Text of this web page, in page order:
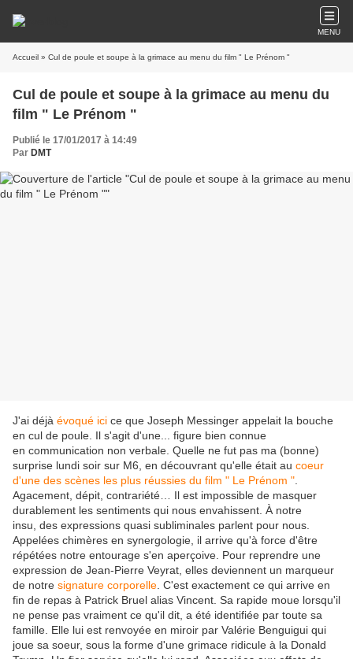
MENU
Accueil » Cul de poule et soupe à la grimace au menu du film " Le Prénom "
Cul de poule et soupe à la grimace au menu du
film " Le Prénom "
Publié le 17/01/2017 à 14:49
Par DMT
J'ai déjà évoqué ici ce que Joseph Messinger appelait la bouche
en cul de poule. Il s'agit d'une... figure bien connue
en communication non verbale. Quelle ne fut pas ma (bonne)
surprise lundi soir sur M6, en découvrant qu'elle était au coeur
d'une des scènes les plus réussies du film " Le Prénom "
Agacement, dépit, contrariété… Il est impossible de masquer
durablement les sentiments qui nous envahissent. À notre
insu, des expressions quasi subliminales parlent pour nous.
Appelées chimères en synergologie, il arrive qu'à force d'être
répétées notre entourage s'en aperçoive. Pour reprendre une
expression de Jean-Pierre Veyrat, elles deviennent un marqueur
de notre signature corporelle . C'est exactement ce qui arrive en
fin de repas à Patrick Bruel alias Vincent. Sa rapide moue lorsqu'il
ne pense pas vraiment ce qu'il dit, a été identifiée par toute sa
famille. Elle lui est renvoyée en miroir par Valérie Benguigui qui
joue sa soeur, sous la forme d'une grimace ridicule à la Donald